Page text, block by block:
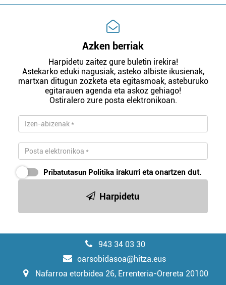
Azken berriak
Harpidetu zaitez gure buletin irekira!
Astekarko eduki nagusiak, asteko albiste ikusienak,
martxan ditugun zozketa eta egitasmoak, asteburuko
egitarauen agenda eta askoz gehiago!
Ostiralero zure posta elektronikoan.
Pribatutasun Politika irakurri eta onartzen dut.
Harpidetu
943 34 03 30
oarsobidasoa@hitza.eus
Nafarroa etorbidea 26, Errenteria-Orereta 20100